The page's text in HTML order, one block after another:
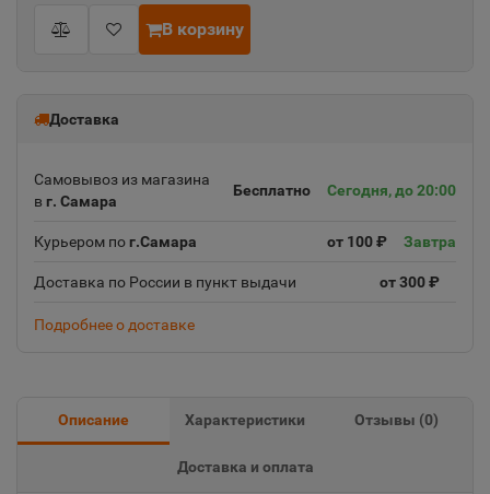
В корзину
Доставка
Самовывоз из магазина
в г. Самара
Бесплатно Сегодня, до 20:00
Курьером пог.Самара от 100 ₽ Завтра
Доставка по России в пункт выдачи от 300 ₽
Подробнее о доставке
Описание Характеристики Отзывы (0)
Доставка и оплата